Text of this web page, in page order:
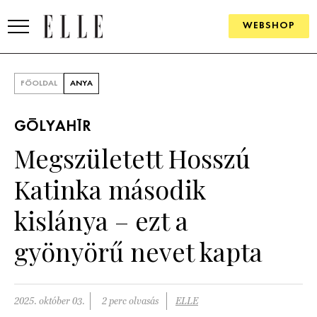
WEBSHOP
SZÉPSÉG
PÁRKAPCSOLAT
FŐOLDAL ANYA
GÓLYAHÍR
Megszületett Hosszú
Katinka második
kislánya – ezt a
gyönyörű nevet kapta
2025. október 03. 2 perc olvasás ELLE